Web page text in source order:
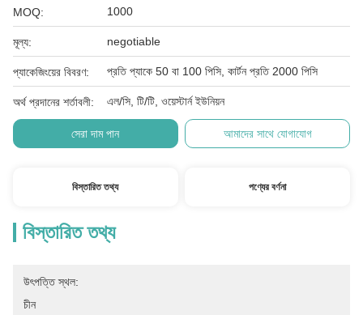
MOQ: 1000
মূল্য: negotiable
প্যাকেজিংয়ের বিবরণ: প্রতি প্যাকে 50 বা 100 পিসি, কার্টন প্রতি 2000 পিসি
অর্থ প্রদানের শর্তাবলী: এল/সি, টি/টি, ওয়েস্টার্ন ইউনিয়ন
সেরা দাম পান আমাদের সাথে যোগাযোগ
বিস্তারিত তথ্য পণ্যের বর্ণনা
বিস্তারিত তথ্য
উৎপত্তি স্থল:
চীন